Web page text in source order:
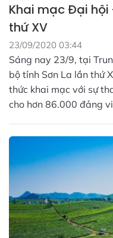
Khai mạc Đại hội
thứ XV
23/09/2020 03:44
Sáng nay 23/9, tại
bộ tỉnh Sơn La lần thứ
thức khai mạc với sự
cho hơn 86.000 đảng